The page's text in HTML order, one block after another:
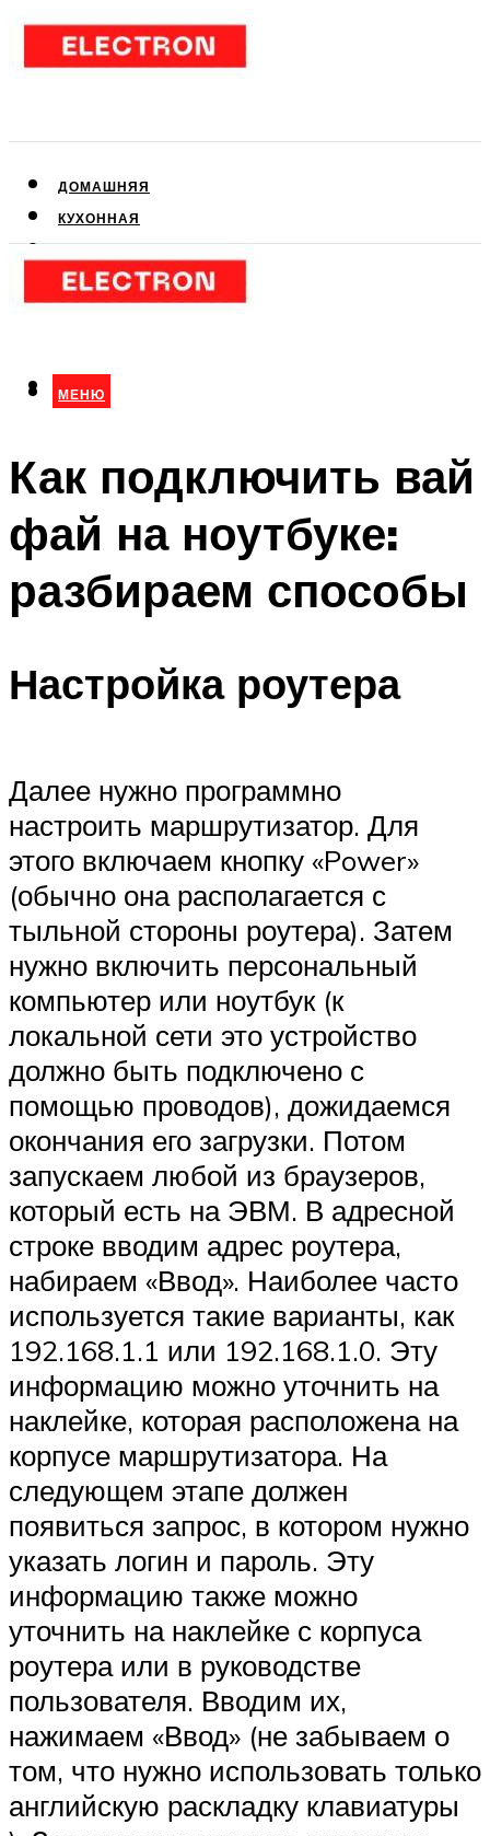
ДОМАШНЯЯ
КУХОННАЯ
КЛИМАТИЧЕСКАЯ
МЕНЮ
МЕНЮ
Как подключить вай
фай на ноутбуке:
разбираем способы
Настройка роутера
Далее нужно программно
настроить маршрутизатор. Для
этого включаем кнопку «Power»
(обычно она располагается с
тыльной стороны роутера). Затем
нужно включить персональный
компьютер или ноутбук (к
локальной сети это устройство
должно быть подключено с
помощью проводов), дожидаемся
окончания его загрузки. Потом
запускаем любой из браузеров,
который есть на ЭВМ. В адресной
строке вводим адрес роутера,
набираем «Ввод». Наиболее часто
используется такие варианты, как
192.168.1.1 или 192.168.1.0. Эту
информацию можно уточнить на
наклейке, которая расположена на
корпусе маршрутизатора. На
следующем этапе должен
появиться запрос, в котором нужно
указать логин и пароль. Эту
информацию также можно
уточнить на наклейке с корпуса
роутера или в руководстве
пользователя. Вводим их,
нажимаем «Ввод» (не забываем о
том, что нужно использовать только
английскую раскладку клавиатуры